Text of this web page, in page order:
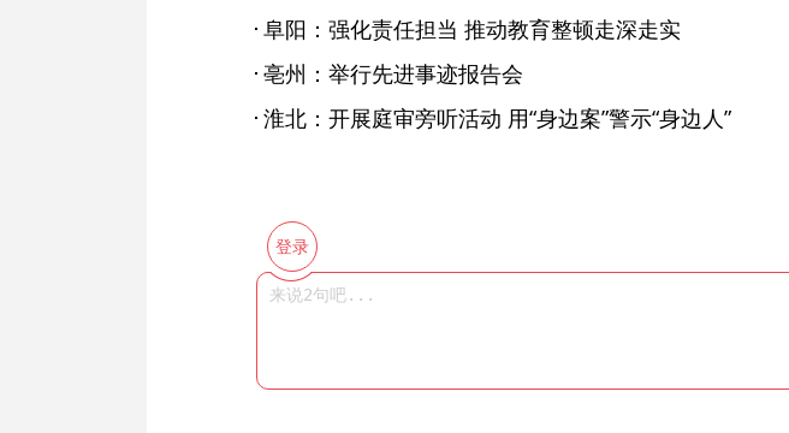
阜阳：强化责任担当 推动教育整顿走深走实
亳州：举行先进事迹报告会
淮北：开展庭审旁听活动 用“身边案”警示“身边人”
登录